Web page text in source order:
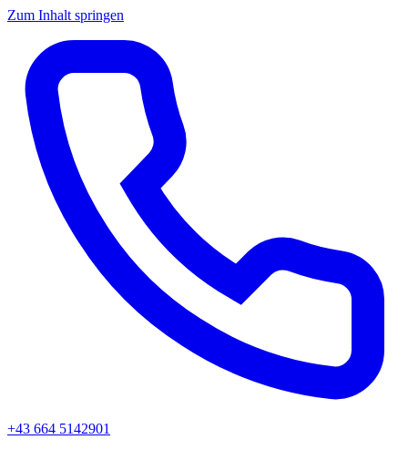
Zum Inhalt springen
+43 664 5142901